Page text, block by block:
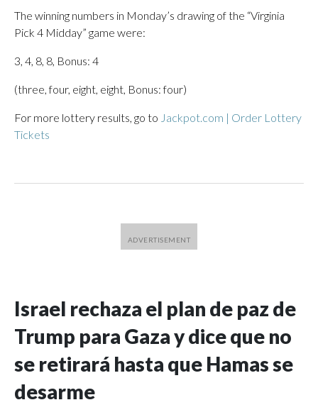
The winning numbers in Monday’s drawing of the “Virginia
Pick 4 Midday” game were:
3, 4, 8, 8, Bonus: 4
(three, four, eight, eight, Bonus: four)
For more lottery results, go to Jackpot.com | Order Lottery
Tickets
Israel rechaza el plan de paz de
Trump para Gaza y dice que no
se retirará hasta que Hamas se
desarme